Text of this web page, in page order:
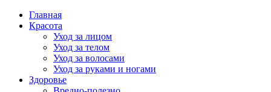
Главная
Красота
Уход за лицом
Уход за телом
Уход за волосами
Уход за руками и ногами
Здоровье